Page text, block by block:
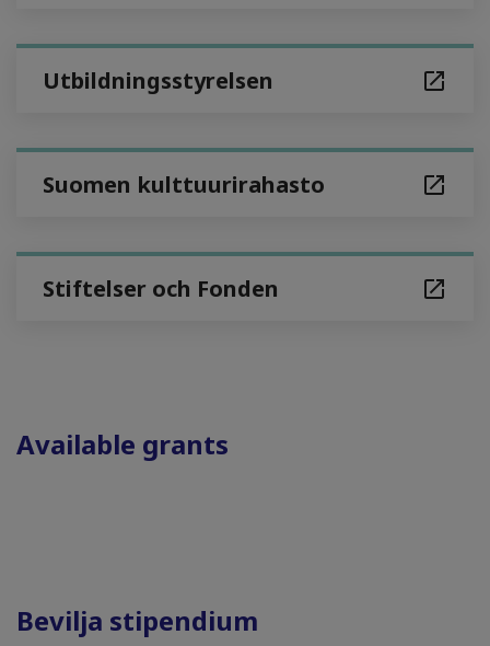
Utbildningsstyrelsen
Suomen kulttuurirahasto
Stiftelser och Fonden
Available grants
Bevilja stipendium